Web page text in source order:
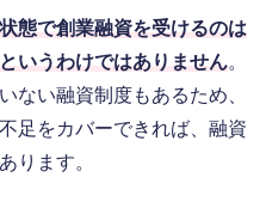
態で創業融資を受けるのは
いうわけではありません。
ない融資制度もあるため、
足をカバーできれば、融資
ります。